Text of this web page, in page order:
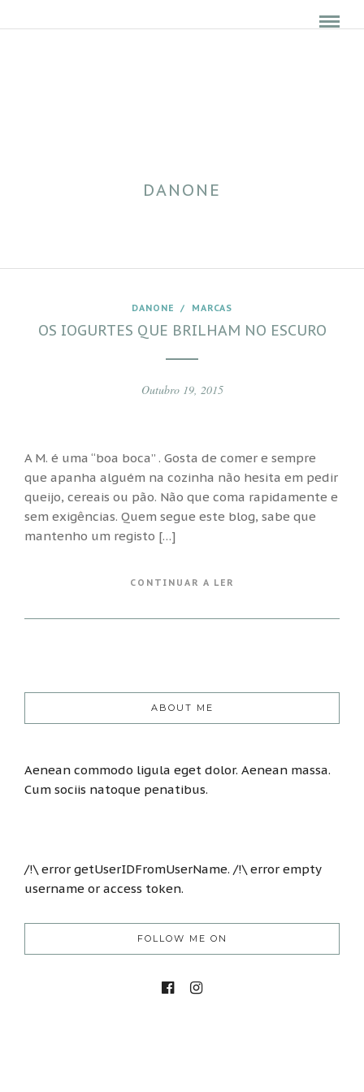
DANONE
DANONE / MARCAS
OS IOGURTES QUE BRILHAM NO ESCURO
Outubro 19, 2015
A M. é uma “boa boca” . Gosta de comer e sempre
que apanha alguém na cozinha não hesita em pedir
queijo, cereais ou pão. Não que coma rapidamente e
sem exigências. Quem segue este blog, sabe que
mantenho um registo […]
CONTINUAR A LER
ABOUT ME
Aenean commodo ligula eget dolor. Aenean massa.
Cum sociis natoque penatibus.
/!\ error getUserIDFromUserName. /!\ error empty
username or access token.
FOLLOW ME ON